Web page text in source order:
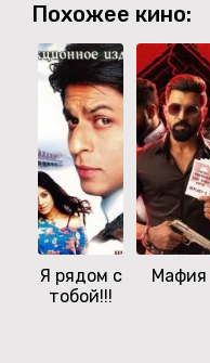
Похожее кино:
Я рядом с
тобой!!!
Мафия